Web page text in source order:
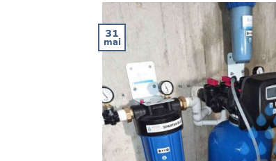
31
mai